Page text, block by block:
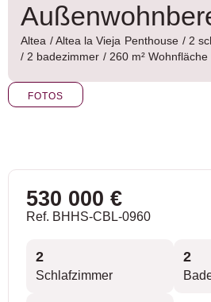
Altea /Altea la Vieja Penthouse / 2
/ 2 badezimmer / 260 m² Wohnfläche
FOTOS
530 000 €
Ref. BHHS-CBL-0960
2
Schlafzimmer
2